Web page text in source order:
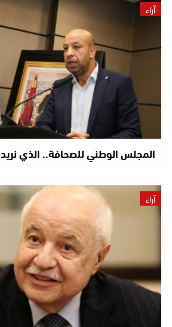
آراء
المجلس الوطني للصحافة.. الذي نريد
آراء